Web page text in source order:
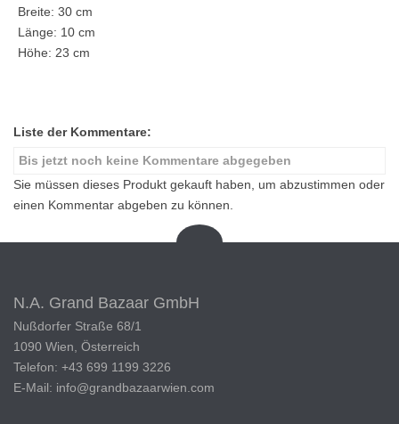
Breite: 30 cm
Länge: 10 cm
Höhe: 23 cm
Liste der Kommentare:
Bis jetzt noch keine Kommentare abgegeben
Sie müssen dieses Produkt gekauft haben, um abzustimmen oder
einen Kommentar abgeben zu können.
N.A. Grand Bazaar GmbH
Nußdorfer Straße 68/1
1090 Wien, Österreich
Telefon: +43 699 1199 3226
E-Mail: info@grandbazaarwien.com